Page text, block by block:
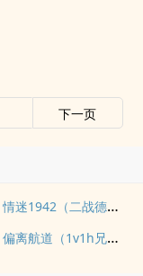
下一页
情迷1942（二战德国）
偏离航道（1v1h兄妹骨科bg）